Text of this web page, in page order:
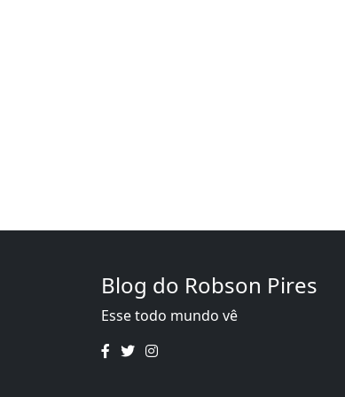
Blog do Robson Pires
Esse todo mundo vê